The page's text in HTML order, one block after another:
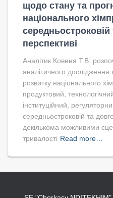
щодо стану та
національного
середньостроковій
перспективі
Аналітик Ковеня Т.В.
аналітичного
розвитку національного
продуктовий,
інституційний,
середньостроковій та
декількома можливими
тривалості Read more…